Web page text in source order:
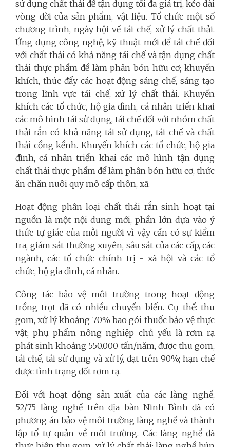
sử dụng chất thải để tận dụng tối đa giá trị, kéo dài
vòng đời của sản phẩm, vật liệu. Tổ chức một số
chương trình, ngày hội về tái chế, xử lý chất thải.
Ứng dụng công nghệ, kỹ thuật mới để tái chế đối
với chất thải có khả năng tái chế và tận dụng chất
thải thực phẩm đề làm phân bón hữu cơ; khuyến
khích, thúc đẩy các hoạt động sáng chế, sáng tạo
trong lĩnh vực tái chế, xử lý chất thải. Khuyến
khích các tổ chức, hộ gia đình, cá nhân triển khai
các mô hình tái sử dụng, tái chế đối với nhóm chất
thải rắn có khả năng tái sử dụng, tái chế và chất
thải cồng kềnh. Khuyến khích các tổ chức, hộ gia
đình, cá nhân triển khai các mô hình tận dụng
chất thải thực phẩm để làm phân bón hữu cơ, thức
ăn chăn nuôi quy mô cấp thôn, xã.
Hoạt động phân loại chất thải rắn sinh hoạt tại
nguồn là một nội dung mới, phần lớn dựa vào ý
thức tự giác của mỗi người vì vậy cần có sự kiểm
tra, giám sát thường xuyên, sâu sát của các cấp, các
ngành, các tổ chức chính trị - xã hội và các tổ
chức, hộ gia đình, cá nhân.
Công tác bảo vệ môi trường trong hoạt động
trồng trọt đã có nhiều chuyển biến. Cụ thể: thu
gom, xử lý khoảng 70% bao gói thuốc bảo vệ thực
vật; phụ phẩm nông nghiệp chủ yếu là rơm rạ
phát sinh khoảng 550.000 tấn/năm, được thu gom,
tái chế, tái sử dụng và xử lý, đạt trên 90%; hạn chế
được tình trạng đốt rơm rạ.
Đối với hoạt động sản xuất của các làng nghề,
52/75 làng nghề trên địa bàn Ninh Bình đã có
phương án bảo vệ môi trường làng nghề và thành
lập tổ tự quản về môi trường. Các làng nghề đã